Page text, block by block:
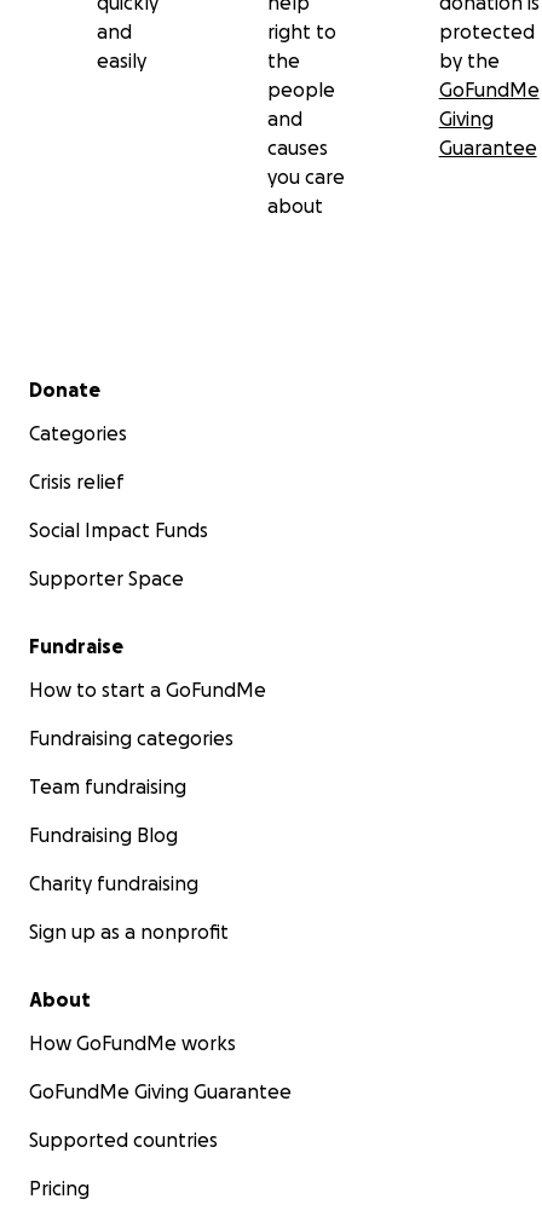
and
easily
right to
the
people
and
causes
you care
about
protected
by the
GoFundMe
Giving
Guarantee
Secondary menu
Donate
Categories
Crisis relief
Social Impact Funds
Supporter Space
Fundraise
How to start a GoFundMe
Fundraising categories
Team fundraising
Fundraising Blog
Charity fundraising
Sign up as a nonprofit
About
How GoFundMe works
GoFundMe Giving Guarantee
Supported countries
Pricing